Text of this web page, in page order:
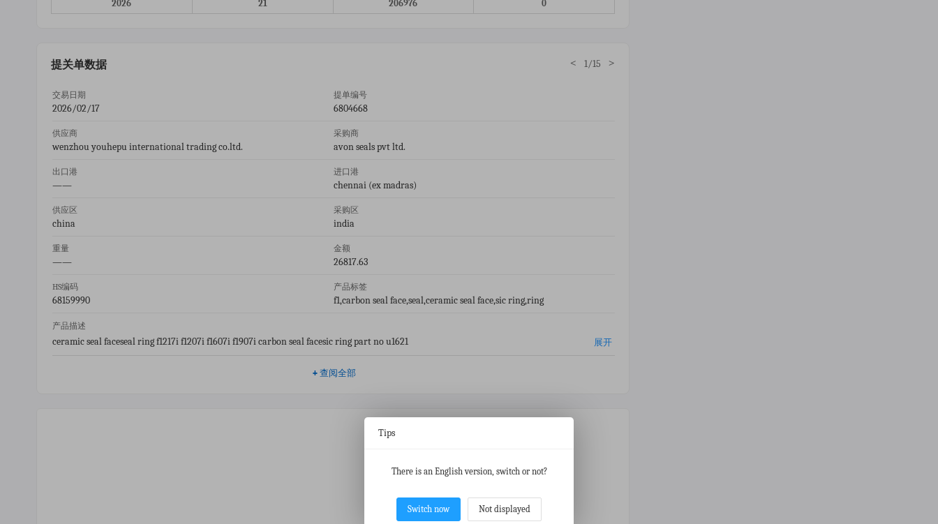
2026
21 206976 0
提关单数据 < 1/15 >
交易日期
2026/02/17
提单编号
6804668
供应商
wenzhou youhepu international trading co.ltd.
采购商
avon seals pvt ltd.
出口港
——
进口港
chennai (ex madras)
供应区
china
采购区
india
重量
——
金额
26817.63
HS编码
68159990
产品标签
f1,carbon seal face,seal,ceramic seal face,sic ring,ring
产品描述
ceramic seal faceseal ring f1217i f1207i f1607i f1907i carbon seal facesic ring part no u1621 展开
+ 查阅全部
Tips
There is an English version, switch or not?
Switch now Not displayed